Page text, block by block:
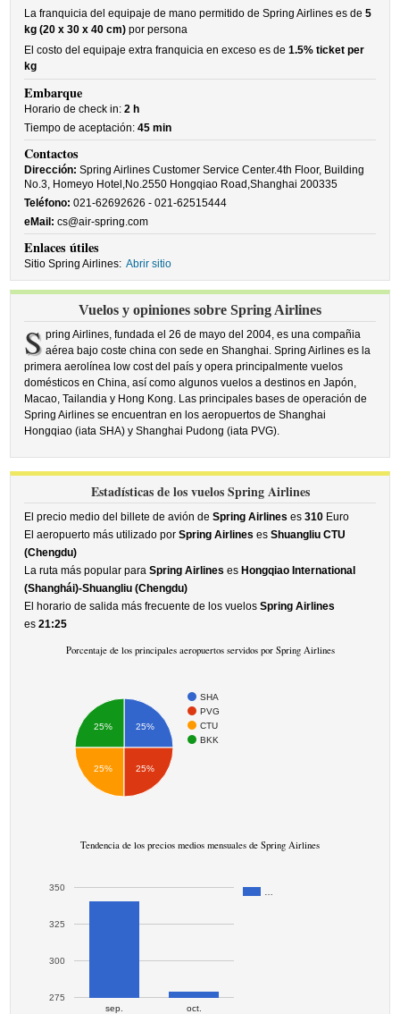
La franquicia del equipaje de mano permitido de Spring Airlines es de5
kg (20 x 30 x 40 cm) por persona
El costo del equipaje extra franquicia en exceso es de1.5% ticket per
kg
Embarque
Horario de check in:2 h
Tiempo de aceptación:45 min
Contactos
Dirección: Spring Airlines Customer Service Center.4th Floor, Building
No.3, Homeyo Hotel,No.2550 Hongqiao Road,Shanghai 200335
Teléfono: 021-62692626 - 021-62515444
eMail: cs@air-spring.com
Enlaces útiles
Sitio Spring Airlines: Abrir sitio
Vuelos y opiniones sobre Spring Airlines
S pring Airlines, fundada el 26 de mayo del 2004, es una compañia
aérea bajo coste china con sede en Shanghai. Spring Airlines es la
primera aerolínea low cost del país y opera principalmente vuelos
domésticos en China, así como algunos vuelos a destinos en Japón,
Macao, Tailandia y Hong Kong. Las principales bases de operación de
Spring Airlines se encuentran en los aeropuertos de Shanghai
Hongqiao (iata SHA) y Shanghai Pudong (iata PVG).
Estadísticas de los vuelos Spring Airlines
El precio medio del billete de avión deSpring Airlines es310 Euro
El aeropuerto más utilizado porSpring Airlines esShuangliu CTU
(Chengdu)
La ruta más popular paraSpring Airlines es Hongqiao International
(Shanghái)-Shuangliu (Chengdu)
El horario de salida más frecuente de los vuelosSpring Airlines
es21:25
Porcentaje de los principales aeropuertos servidos por Spring Airlines
SHA
PVG
CTU
BKK
25%
25%
25% 25%
Tendencia de los precios medios mensuales de Spring Airlines
sep. oct.
275
300
325
350